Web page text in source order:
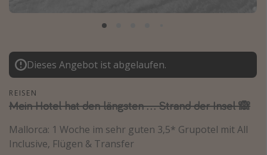
Normandie Urlaub
St. Lucia Urlaub
Kefalonia Urlaub
Krabi Urlaub
Tulum Urlaub
Sri Lanka Rundreise
Japan Rundreise
Dieses Angebot ist abgelaufen.
REISEN
Mein Hotel hat den längsten ... Strand der Insel 🙈
Mallorca: 1 Woche im sehr guten 3,5* Grupotel mit All
Inclusive, Flügen & Transfer